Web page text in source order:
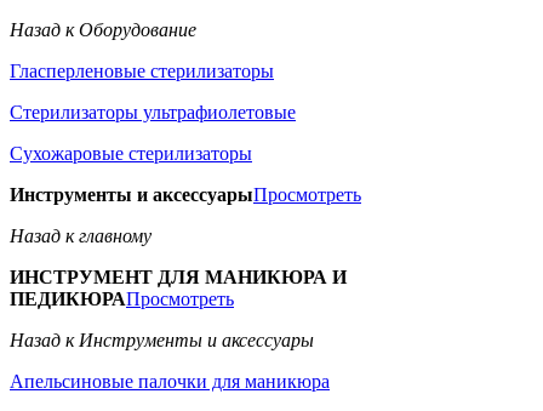
Назад к Оборудование
Гласперленовые стерилизаторы
Стерилизаторы ультрафиолетовые
Сухожаровые стерилизаторы
Инструменты и аксессуарыПросмотреть
Назад к главному
ИНСТРУМЕНТ ДЛЯ МАНИКЮРА И
ПЕДИКЮРАПросмотреть
Назад к Инструменты и аксессуары
Апельсиновые палочки для маникюра